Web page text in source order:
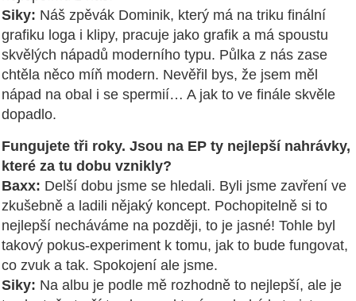
Siky: Náš zpěvák Dominik, který má na triku finální
grafiku loga i klipy, pracuje jako grafik a má spoustu
skvělých nápadů moderního typu. Půlka z nás zase
chtěla něco míň modern. Nevěřil bys, že jsem měl
nápad na obal i se spermií… A jak to ve finále skvěle
dopadlo.
Fungujete tři roky. Jsou na EP ty nejlepší nahrávky,
které za tu dobu vznikly?
Baxx: Delší dobu jsme se hledali. Byli jsme zavření ve
zkušebně a ladili nějaký koncept. Pochopitelně si to
nejlepší necháváme na později, to je jasné! Tohle byl
takový pokus-experiment k tomu, jak to bude fungovat,
co zvuk a tak. Spokojení ale jsme.
Siky: Na albu je podle mě rozhodně to nejlepší, ale je